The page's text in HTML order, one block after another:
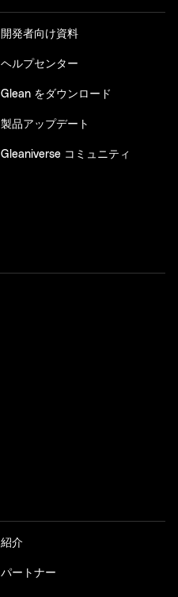
開発者向け資料
ヘルプセンター
Glean をダウンロード
製品アップデート
Gleaniverse コミュニティ
紹介
パートナー